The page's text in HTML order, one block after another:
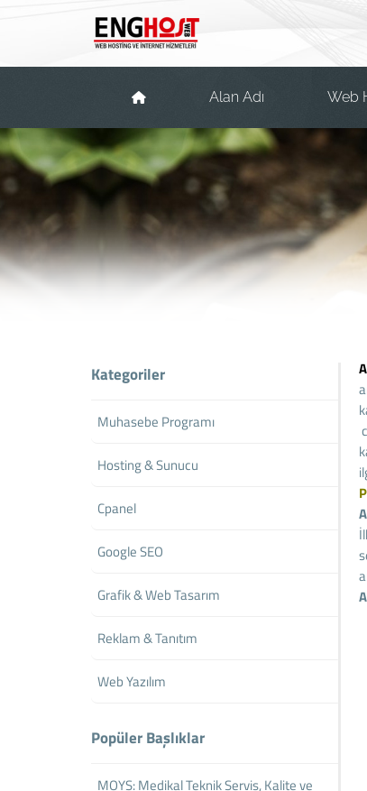
Alan Adı Web
Kategoriler
Muhasebe Programı
Hosting & Sunucu
Cpanel
Google SEO
Grafik & Web Tasarım
Reklam & Tanıtım
Web Yazılım
Popüler Başlıklar
MOYS: Medikal Teknik Servis, Kalite ve